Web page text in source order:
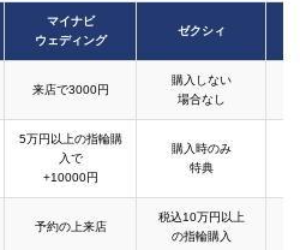
マイナビ
ウェディング
ゼクシィ
来店で3000円
購入しない
場合なし
5万円以上の指輪購
入で
+10000円
購入時のみ
特典
予約の上来店
税込10万円以上
の指輪購入